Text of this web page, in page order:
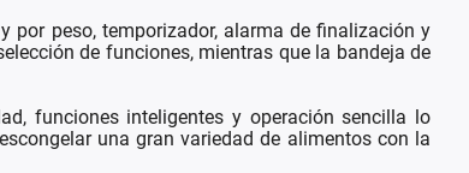
por peso, temporizador, alarma de finalización y
de funciones, mientras que la bandeja de
funciones inteligentes y operación sencilla lo
una gran variedad de alimentos con la